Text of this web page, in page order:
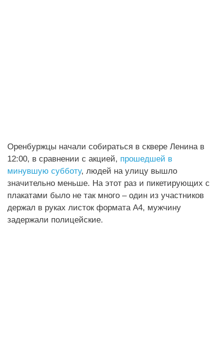
Оренбуржцы начали собираться в сквере Ленина в
12:00, в сравнении с акцией, прошедшей в
минувшую субботу, людей на улицу вышло
значительно меньше. На этот раз и пикетирующих с
плакатами было не так много – один из участников
держал в руках листок формата А4, мужчину
задержали полицейские.